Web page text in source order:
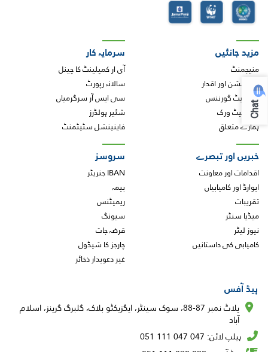
مزید جانئیں
منیجمنٹ
وژن،مشن اور اقدار
کارپوریٹ گورننس
ہمارا نیٹ ورک
ہمارے متعلق
سرمایہ کار
آی ار کمپلینٹ کا چینل
سالانہ رپورٹ
سی ایس آر سرگرمیاں
شئیر ہولڈرز
فاینینشل سٹیٹمنٹ
خبریں اور تبصرے
اقدامات اور معاونت
ایوارڈ اور کامیابیاں
تقریبات
میڈیا سنٹر
نیوز لیٹر
کامیابی کی داستانیں
سروسز
IBAN جنریٹر
بیمہ
ریمیٹنس
سیونگ
قرضہ جات
چارجز کا شیڈول
غیر دعویدار ذخائر
ہیڈ آفس
پلاٹ نمبر 87-88، سوک سینٹر، ایگزیکٹو بلاک، گلبرگ گرینز، اسلام
آباد
ہیلپ لائن: 047 047 111 051
Chat